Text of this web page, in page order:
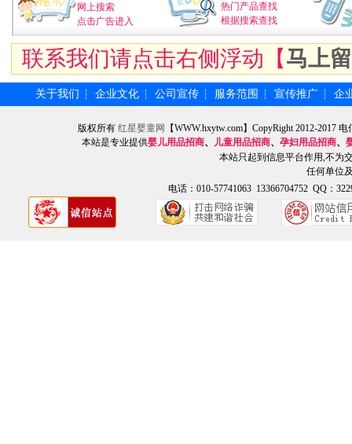
网上搜索
点击广告进入
热门产品查找
根据搜索查找
联系我们请点击右侧浮动【马上
关于我们 ┆ 企业文化 ┆ 公司宣传 ┆ 服务范围 ┆ 宣传推广 ┆ 企
版权所有 红星婴童网
【WWW.hxytw.com】CopyRight 2012-2017
本站是专业提供婴儿用品招商、 儿童用品招商、 孕妇用品招商、
本站只起到信息平台作用,不为
任何单位
电话：010-57741063 13366704752 QQ：